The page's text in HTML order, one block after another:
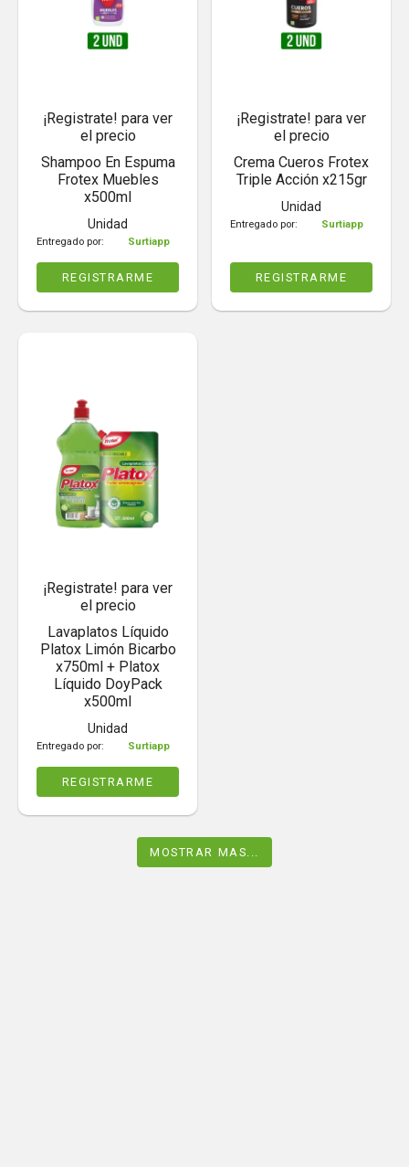
¡Registrate! para ver
el precio
Shampoo En Espuma
Frotex Muebles
x500ml
Unidad
Entregado por: Surtiapp
REGISTRARME
¡Registrate! para ver
el precio
Crema Cueros Frotex
Triple Acción x215gr
Unidad
Entregado por: Surtiapp
REGISTRARME
¡Registrate! para ver
el precio
Lavaplatos Líquido
Platox Limón Bicarbo
x750ml + Platox
Líquido DoyPack
x500ml
Unidad
Entregado por: Surtiapp
REGISTRARME
MOSTRAR MAS...